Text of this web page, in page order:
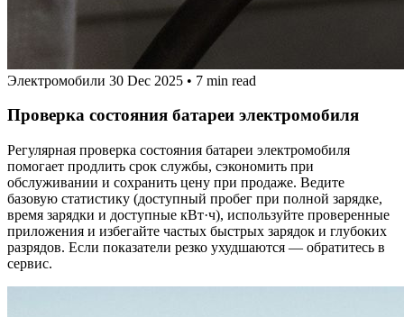
Электромобили 30 Dec 2025 • 7 min read
Проверка состояния батареи электромобиля
Регулярная проверка состояния батареи электромобиля
помогает продлить срок службы, сэкономить при
обслуживании и сохранить цену при продаже. Ведите
базовую статистику (доступный пробег при полной зарядке,
время зарядки и доступные кВт·ч), используйте проверенные
приложения и избегайте частых быстрых зарядок и глубоких
разрядов. Если показатели резко ухудшаются — обратитесь в
сервис.